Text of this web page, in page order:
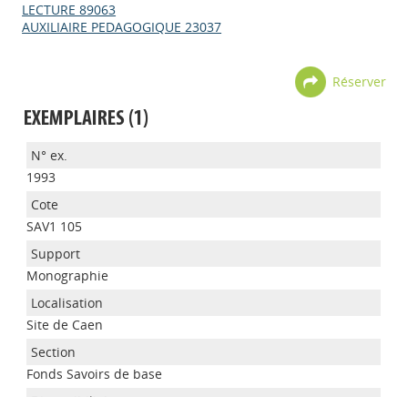
LECTURE 89063
AUXILIAIRE PEDAGOGIQUE 23037
Réserver
EXEMPLAIRES (1)
1993
SAV1 105
Monographie
Site de Caen
Fonds Savoirs de base
Appels à projets